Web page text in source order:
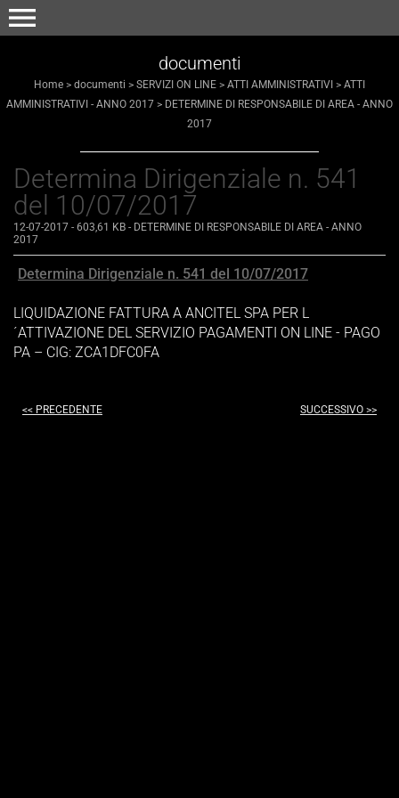
menu
documenti
Home > documenti > SERVIZI ON LINE > ATTI AMMINISTRATIVI > ATTI
AMMINISTRATIVI - ANNO 2017 > DETERMINE DI RESPONSABILE DI AREA - ANNO
2017
Determina Dirigenziale n. 541
del 10/07/2017
12-07-2017 - 603,61 KB - DETERMINE DI RESPONSABILE DI AREA - ANNO
2017
Determina Dirigenziale n. 541 del 10/07/2017
LIQUIDAZIONE FATTURA A ANCITEL SPA PER L
´ATTIVAZIONE DEL SERVIZIO PAGAMENTI ON LINE - PAGO
PA – CIG: ZCA1DFC0FA
<< PRECEDENTE SUCCESSIVO >>